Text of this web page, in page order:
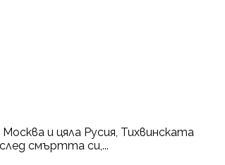
и цяла Русия, Тихвинската
смъртта си,...